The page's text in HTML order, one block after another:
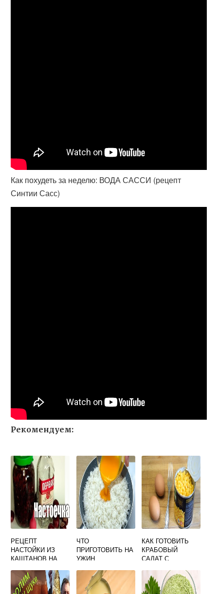
Как похудеть за неделю: ВОДА САССИ (рецепт
Синтии Сасс)
Рекомендуем:
РЕЦЕПТ
НАСТОЙКИ ИЗ
КАШТАНОВ НА
ДОМАШНИХ
УСЛОВИЯХ
ЧТО
ПРИГОТОВИТЬ НА
УЖИН
КАК ГОТОВИТЬ
КРАБОВЫЙ
САЛАТ С
РИСОМ